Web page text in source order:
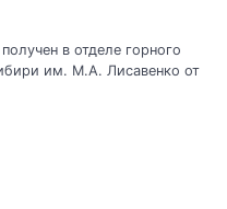
в отделе горного
им. М.А. Лисавенко от